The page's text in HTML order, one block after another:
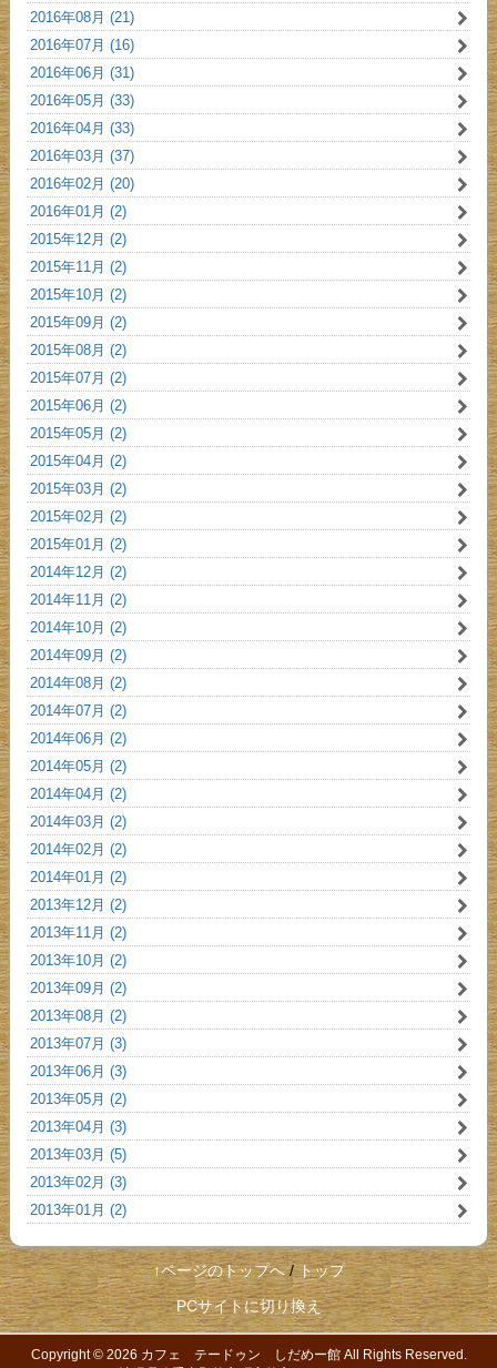
2016年08月 (21)
2016年07月 (16)
2016年06月 (31)
2016年05月 (33)
2016年04月 (33)
2016年03月 (37)
2016年02月 (20)
2016年01月 (2)
2015年12月 (2)
2015年11月 (2)
2015年10月 (2)
2015年09月 (2)
2015年08月 (2)
2015年07月 (2)
2015年06月 (2)
2015年05月 (2)
2015年04月 (2)
2015年03月 (2)
2015年02月 (2)
2015年01月 (2)
2014年12月 (2)
2014年11月 (2)
2014年10月 (2)
2014年09月 (2)
2014年08月 (2)
2014年07月 (2)
2014年06月 (2)
2014年05月 (2)
2014年04月 (2)
2014年03月 (2)
2014年02月 (2)
2014年01月 (2)
2013年12月 (2)
2013年11月 (2)
2013年10月 (2)
2013年09月 (2)
2013年08月 (2)
2013年07月 (3)
2013年06月 (3)
2013年05月 (2)
2013年04月 (3)
2013年03月 (5)
2013年02月 (3)
2013年01月 (2)
↑ページのトップへ/ トップ
PCサイトに切り換え
Copyright © 2026 カフェ テードゥン しだめー館All Rights Reserved.